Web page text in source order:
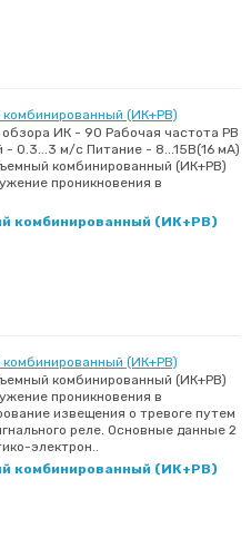
ИК - 90 Рабочая частота РВ
0.3...3 м/с Питание - 8...15В(16 мА)
комбинированный (ИК+РВ)
проникновения в
комбинированный (ИК+РВ)
комбинированный (ИК+РВ)
проникновения в
извещения о тревоге путем
реле. Основные данные 2
электрон..
комбинированный (ИК+РВ)